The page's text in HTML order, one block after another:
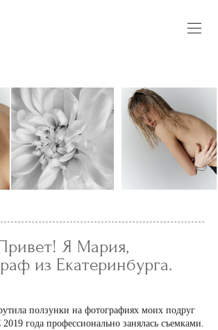
Я Мария,
из Екатеринбурга.
ползунки на фотографиях моих подруг
года профессионально занялась съемками.